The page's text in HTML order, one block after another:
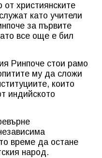
християнските
като учители
за първите
все още е бил
Ринпоче стои рамо
му да сложи
които
индийското
време да остане
народ.